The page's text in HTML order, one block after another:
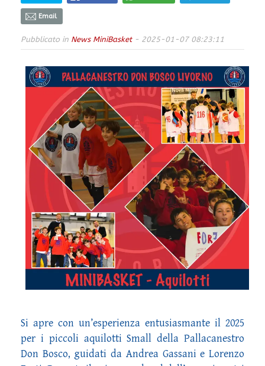
Email
Pubblicato in News MiniBasket- 2025-01-07 08:23:11
Si apre con un’esperienza entusiasmante il 2025
per i piccoli aquilotti Small della Pallacanestro
Don Bosco, guidati da Andrea Gassani e Lorenzo